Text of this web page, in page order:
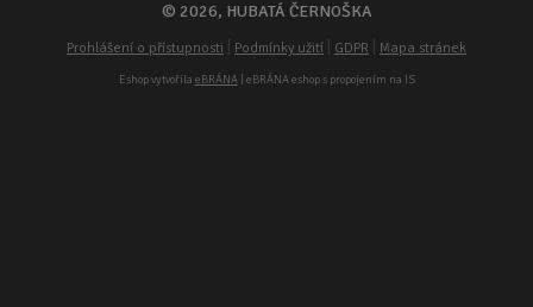
© 2026, HUBATÁ ČERNOŠKA
Prohlášení o přístupnosti Podmínky užití GDPR Mapa stránek
Eshop vytvořila eBRÁNA| eBRÁNA eshop s propojením na IS